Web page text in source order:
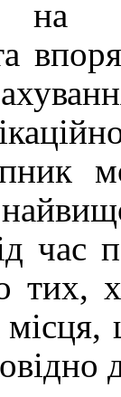
на
час
тих,